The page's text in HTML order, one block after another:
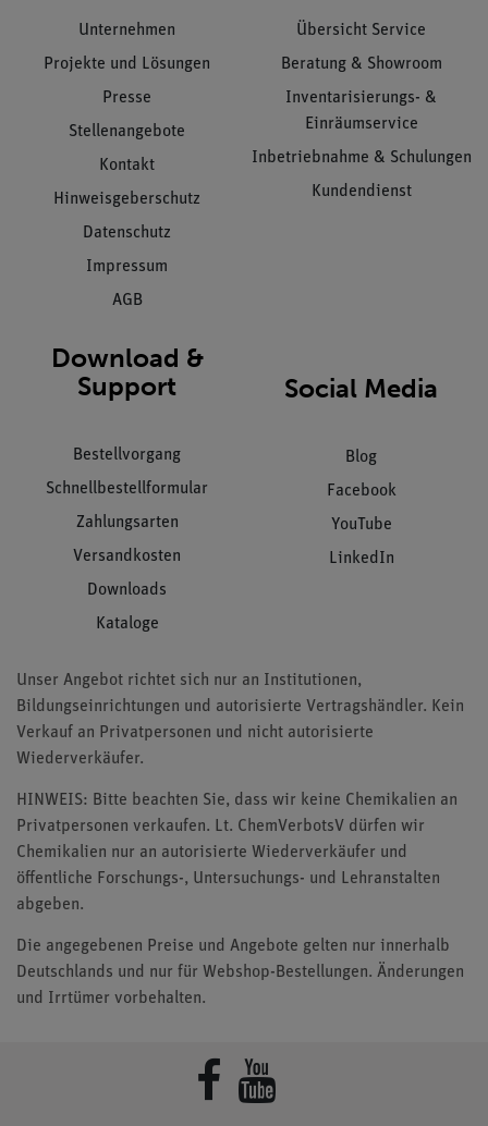
Unternehmen
Projekte und Lösungen
Presse
Stellenangebote
Kontakt
Hinweisgeberschutz
Datenschutz
Impressum
AGB
Übersicht Service
Beratung & Showroom
Inventarisierungs- &
Einräumservice
Inbetriebnahme & Schulungen
Kundendienst
Download &
Support
Bestellvorgang
Schnellbestellformular
Zahlungsarten
Versandkosten
Downloads
Kataloge
Social Media
Blog
Facebook
YouTube
LinkedIn
Unser Angebot richtet sich nur an Institutionen,
Bildungseinrichtungen und autorisierte Vertragshändler. Kein
Verkauf an Privatpersonen und nicht autorisierte
Wiederverkäufer.
HINWEIS: Bitte beachten Sie, dass wir keine Chemikalien an
Privatpersonen verkaufen. Lt. ChemVerbotsV dürfen wir
Chemikalien nur an autorisierte Wiederverkäufer und
öffentliche Forschungs-, Untersuchungs- und Lehranstalten
abgeben.
Die angegebenen Preise und Angebote gelten nur innerhalb
Deutschlands und nur für Webshop-Bestellungen. Änderungen
und Irrtümer vorbehalten.